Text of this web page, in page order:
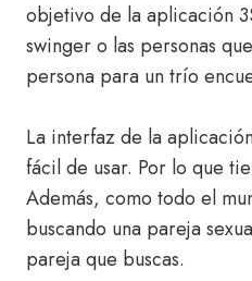
objetivo de la aplicación
swinger o las personas
persona para un trío
La interfaz de la
fácil de usar. Por lo que
Además, como todo el
buscando una pareja
pareja que buscas.